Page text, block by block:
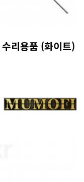
리용품 (화이트)